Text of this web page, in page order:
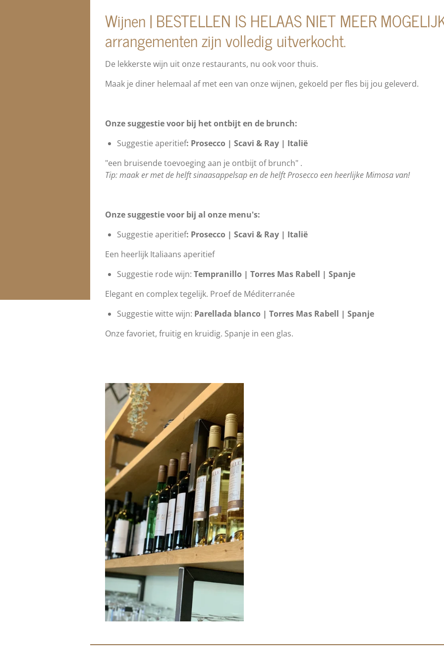
Wijnen | BESTELLEN IS HELAAS NIET MEER
arrangementen zijn volledig uitverkocht.
De lekkerste wijn uit onze restaurants, nu ook voor thuis.
Maak je diner helemaal af met een van onze wijnen, gekoeld per fles bij jou geleverd.
Onze suggestie voor bij het ontbijt en de brunch:
Suggestie aperitief: Prosecco | Scavi & Ray | Italië
"een bruisende toevoeging aan je ontbijt of brunch" .
Tip: maak er met de helft sinaasappelsap en de helft Prosecco een heerlijke Mimosa van!
Onze suggestie voor bij al onze menu's:
Suggestie aperitief: Prosecco | Scavi & Ray | Italië
Een heerlijk Italiaans aperitief
Suggestie rode wijn: Tempranillo | Torres Mas Rabell | Spanje
Elegant en complex tegelijk. Proef de Méditerranée
Suggestie witte wijn: Parellada blanco | Torres Mas Rabell | Spanje
Onze favoriet, fruitig en kruidig. Spanje in een glas.